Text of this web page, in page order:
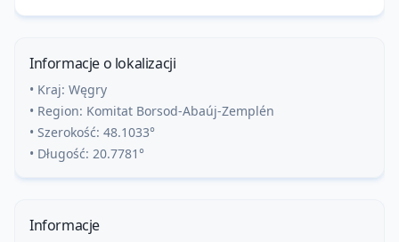
Informacje o lokalizacji
• Kraj: Węgry
• Region: Komitat Borsod-Abaúj-Zemplén
• Szerokość: 48.1033°
• Długość: 20.7781°
Informacje